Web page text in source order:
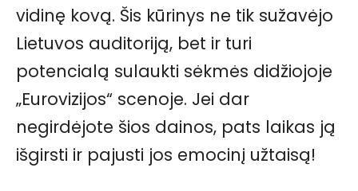
vidinę kovą. Šis kūrinys ne tik sužavėjo
Lietuvos auditoriją, bet ir turi
potencialą sulaukti sėkmės didžiojoje
„Eurovizijos“ scenoje. Jei dar
negirdėjote šios dainos, pats laikas ją
išgirsti ir pajusti jos emocinį užtaisą!